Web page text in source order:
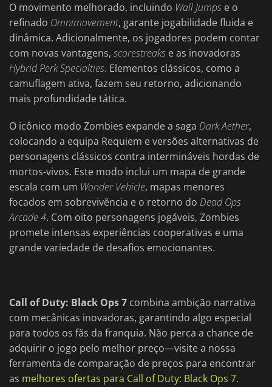
O movimento melhorado, incluindo Wall Jumps e o
refinado Omnimovement, garante jogabilidade fluida e
dinâmica. Adicionalmente, os jogadores podem contar
com novas vantagens, scorestreaks e as inovadoras
Hybrid Perk Specialties. Elementos clássicos, como a
camuflagem ativa, fazem seu retorno, adicionando
mais profundidade tática.
O icônico modo Zombies expande a saga Dark Aether,
colocando a equipa Requiem e versões alternativas de
personagens clássicos contra intermináveis hordas de
mortos-vivos. Este modo inclui um mapa de grande
escala com um Wonder Vehicle, mapas menores
focados em sobrevivência e o retorno do Dead Ops
Arcade 4. Com oito personagens jogáveis, Zombies
promete intensas experiências cooperativas e uma
grande variedade de desafios emocionantes.
Call of Duty: Black Ops 7 combina ambição narrativa
com mecânicas inovadoras, garantindo algo especial
para todos os fãs da franquia. Não perca a chance de
adquirir o jogo pelo melhor preço—visite a nossa
ferramenta de comparação de preços para encontrar
as melhores ofertas para Call of Duty: Black Ops 7.